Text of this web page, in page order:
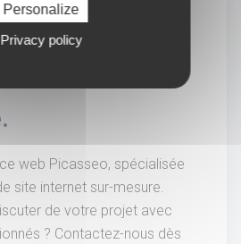
en savoir
web Picasseo, spécialisée
site internet sur-mesure.
de votre projet avec
? Contactez-nous dès
Personalize
Privacy policy